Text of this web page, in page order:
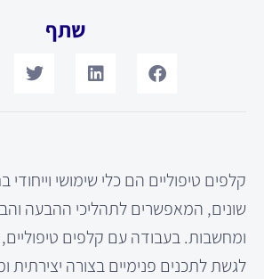
שתף
קלפים טיפוליים הם כלי שימושי וייחודי
שונים, המאפשרים לתהליכי ההבעה
ומחשבות. בעבודה עם קלפים טיפוליים,
לגשת לתכנים פנימיים בצורה